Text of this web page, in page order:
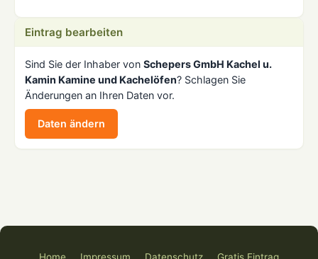
Eintrag bearbeiten
Sind Sie der Inhaber von Schepers GmbH Kachel u.
Kamin Kamine und Kachelöfen? Schlagen Sie
Änderungen an Ihren Daten vor.
Daten ändern